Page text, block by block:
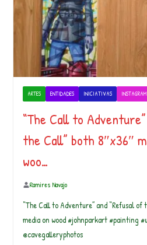
ARTES ENTIDADES INICIATIVAS INSTAGRAM
“The Call to
the Call” both 8″x36″
woo…
Ramires Navajo
“The Call to Adventure” and “Refusal of
media on wood #johnparkart #painting
@cavegalleryphotos